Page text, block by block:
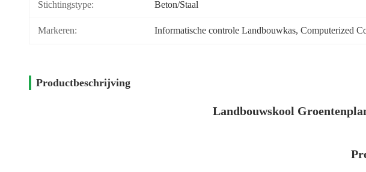
Stichtingstype: Beton/Staal
Markeren: Informatische controle Landbouwkas, Computerized
Productbeschrijving
Landbouwskool